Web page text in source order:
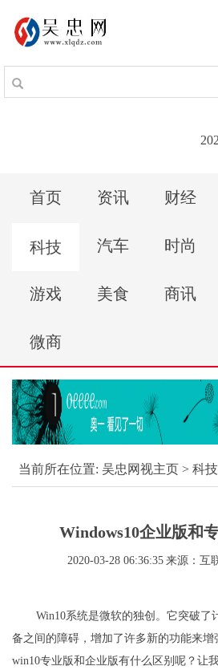
首页 资讯 财经
科技 汽车 时尚
游戏 美食 商讯
微商
当前所在位置: 吴忠网视主页 > 科技
Windows10企业版和
2020-03-28 06:36:35 来源：互
Win10系统是微软的独创。它突破了
备之间的障碍，增加了许多新的功能来增
win10专业版和企业版有什么区别呢？让